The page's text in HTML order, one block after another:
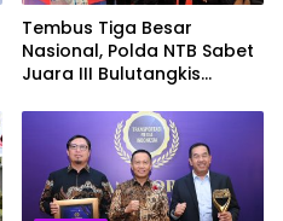
Tembus Tiga Besar
Nasional, Polda NTB Sabet
Juara III Bulutangkis